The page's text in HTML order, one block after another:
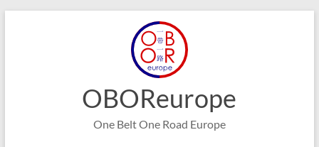
OBOReurope
One Belt One Road Europe